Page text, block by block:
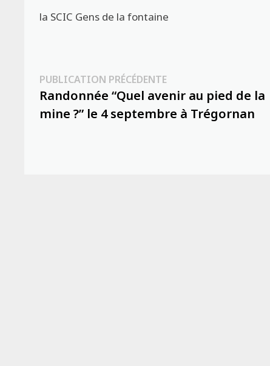
la SCIC Gens de la fontaine
Navigation
de
PUBLICATION PRÉCÉDENTEPublication
précédente :
Randonnée “Quel avenir au pied de la
mine ?” le 4 septembre à Trégornan